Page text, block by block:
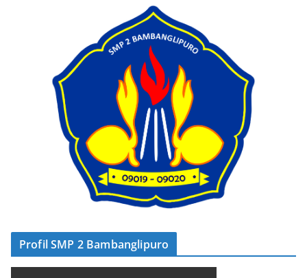
Profil SMP 2 Bambanglipuro